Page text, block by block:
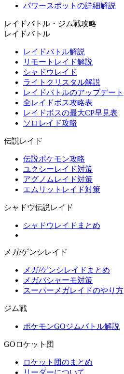
パワースポットの詳細解説
レイドバトル・ジム戦攻略
レイドバトル
レイドバトル解説
リモートレイド解説
シャドウレイド
ライトクリスタル解説
レイドバトルのアップデート
全レイドボス攻略表
レイドボスの最大CP早見表
ソロレイド攻略
伝説レイド
伝説ポケモン攻略
ユクシーレイド対策
アグノムレイド対策
エムリットレイド対策
シャドウ伝説レイド
シャドウレイドまとめ
メガ/ゲンシレイド
メガ/ゲンシレイドまとめ
メガバシャーモ対策
スーパーメガレイドのやり方
ジム戦
ポケモンGOジムバトル解説
GOロケット団
ロケット団のまとめ
リーダーについて